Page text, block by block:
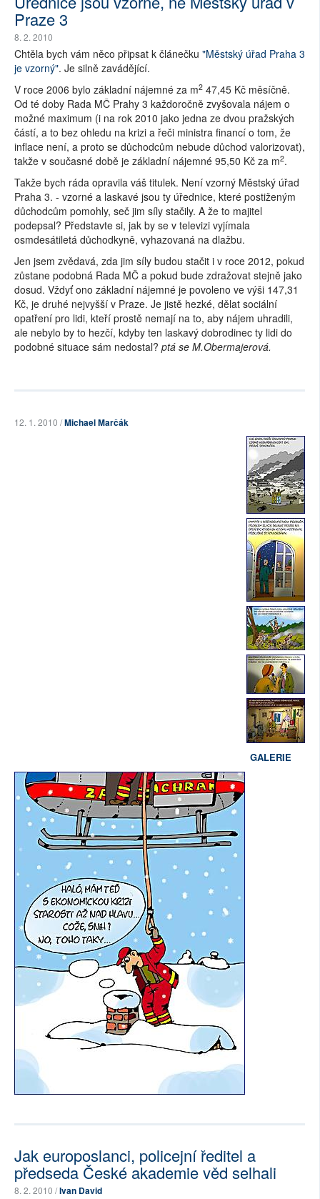
Praze 3
8. 2. 2010
Chtěla bych vám něco připsat k článečku "Městský úřad Praha 3
je vzorný". Je silně zavádějící.
V roce 2006 bylo základní nájemné za m2 47,45 Kč měsíčně.
Od té doby Rada MČ Prahy 3 každoročně zvyšovala nájem o
možné maximum (i na rok 2010 jako jedna ze dvou pražských
částí, a to bez ohledu na krizi a řeči ministra financí o tom, že
inflace není, a proto se důchodcům nebude důchod valorizovat),
takže v současné době je základní nájemné 95,50 Kč za m2.
Takže bych ráda opravila váš titulek. Není vzorný Městský úřad
Praha 3. - vzorné a laskavé jsou ty úřednice, které postiženým
důchodcům pomohly, seč jim síly stačily. A že to majitel
podepsal? Představte si, jak by se v televizi vyjímala
osmdesátiletá důchodkyně, vyhazovaná na dlažbu.
Jen jsem zvědavá, zda jim síly budou stačit i v roce 2012, pokud
zůstane podobná Rada MČ a pokud bude zdražovat stejně jako
dosud. Vždyť ono základní nájemné je povoleno ve výši 147,31
Kč, je druhé nejvyšší v Praze. Je jistě hezké, dělat sociální
opatření pro lidi, kteří prostě nemají na to, aby nájem uhradili,
ale nebylo by to hezčí, kdyby ten laskavý dobrodinec ty lidi do
podobné situace sám nedostal? ptá se M.Obermajerová.
12. 1. 2010 /Michael Marčák
GALERIE
Jak europoslanci, policejní ředitel a
předseda České akademie věd selhali
8. 2. 2010 /Ivan David